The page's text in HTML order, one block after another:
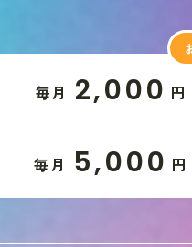
毎月 2,000 円
毎月 5,000 円